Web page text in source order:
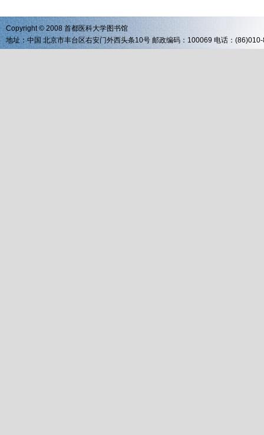
Copyright © 2008 首都医科大学图书馆
地址：中国 北京市丰台区右安门外西头条10号 邮政编码：100069 电话：